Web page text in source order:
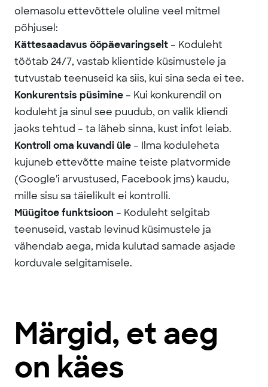
olemasolu ettevõttele oluline veel mitmel
põhjusel:
Kättesaadavus ööpäevaringselt – Koduleht
töötab 24/7, vastab klientide küsimustele ja
tutvustab teenuseid ka siis, kui sina seda ei tee.
Konkurentsis püsimine – Kui konkurendil on
koduleht ja sinul see puudub, on valik kliendi
jaoks tehtud – ta läheb sinna, kust infot leiab.
Kontroll oma kuvandi üle – Ilma koduleheta
kujuneb ettevõtte maine teiste platvormide
(Google'i arvustused, Facebook jms) kaudu,
mille sisu sa täielikult ei kontrolli.
Müügitoe funktsioon – Koduleht selgitab
teenuseid, vastab levinud küsimustele ja
vähendab aega, mida kulutad samade asjade
korduvale selgitamisele.
Märgid, et aeg
on käes